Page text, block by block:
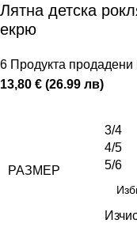
Лятна детска
екрю
6 Продукта
13,80 € (26.99 лв)
РАЗМЕР
3/4
4/5
5/6